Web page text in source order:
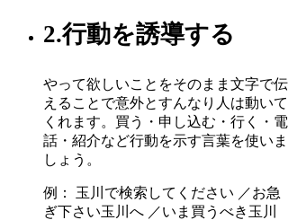
2.行動を誘導する
やって欲しいことをそのまま文字で伝
えることで意外とすんなり人は動いて
くれます。買う・申し込む・行く・電
話・紹介など行動を示す言葉を使いま
しょう。
例： 玉川で検索してください ／お急
ぎ下さい玉川へ ／いま買うべき玉川